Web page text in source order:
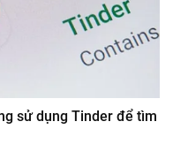
sử dụng Tinder để tìm